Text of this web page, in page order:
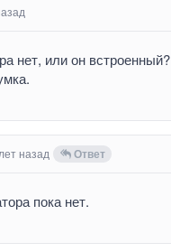
нет, или он встроенный?
назад Ответ
пока нет.